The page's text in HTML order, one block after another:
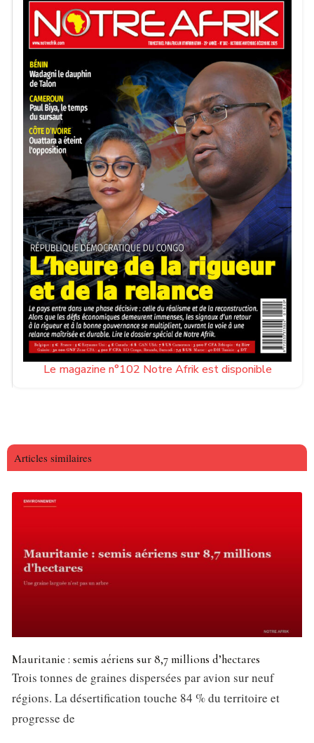
secteurs stratégiques de l’économie et promouvoir une
meilleure redistribution des richesses issues de
l’exploitation des ressources naturelles.
Le magazine n°102 Notre Afrik est disponible
Articles similaires
Mauritanie : semis aériens sur 8,7 millions d’hectares
Trois tonnes de graines dispersées par avion sur neuf
régions. La désertification touche 84 % du territoire et
progresse de